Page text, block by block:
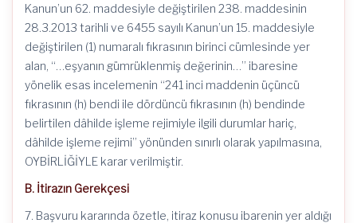
Kanun’un 62. maddesiyle değiştirilen 238. maddesinin
28.3.2013 tarihli ve 6455 sayılı Kanun’un 15. maddesiyle
değiştirilen (1) numaralı fıkrasının birinci cümlesinde yer
alan, “…eşyanın gümrüklenmiş değerinin…” ibaresine
yönelik esas incelemenin “241 inci maddenin üçüncü
fıkrasının (h) bendi ile dördüncü fıkrasının (h) bendinde
belirtilen dâhilde işleme rejimiyle ilgili durumlar hariç,
dâhilde işleme rejimi” yönünden sınırlı olarak yapılmasına,
OYBİRLİĞİYLE karar verilmiştir.
B. İtirazın Gerekçesi
7. Başvuru kararında özetle, itiraz konusu ibarenin yer aldığı